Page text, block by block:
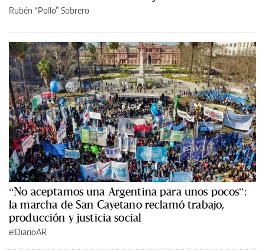
Rubén “Pollo” Sobrero
“No aceptamos una Argentina para unos pocos”:
la marcha de San Cayetano reclamó trabajo,
producción y justicia social
elDiarioAR